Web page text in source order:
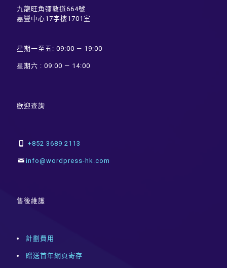
九龍旺角彌敦道664號
惠豐中心17字樓1701室
星期一至五: 09:00 — 19:00
星期六 : 09:00 — 14:00
歡迎查詢
+852 3689 2113
info@wordpress-hk.com
售後維護
計劃費用
贈送首年網頁寄存